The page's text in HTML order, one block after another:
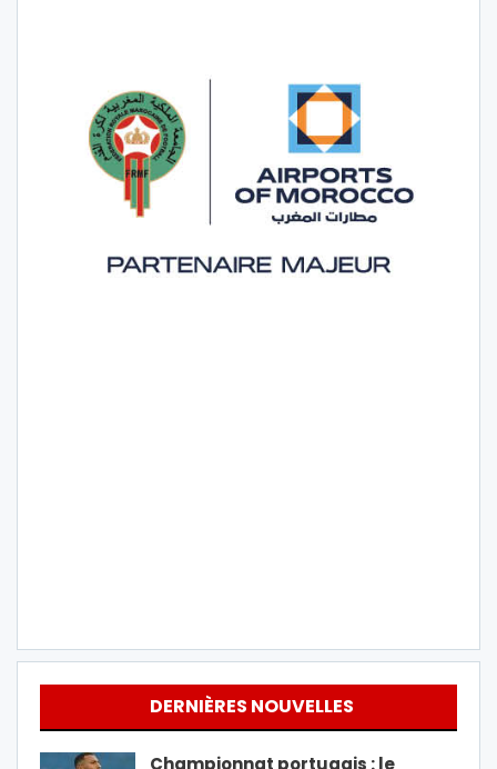
DERNIÈRES NOUVELLES
Championnat portugais : le